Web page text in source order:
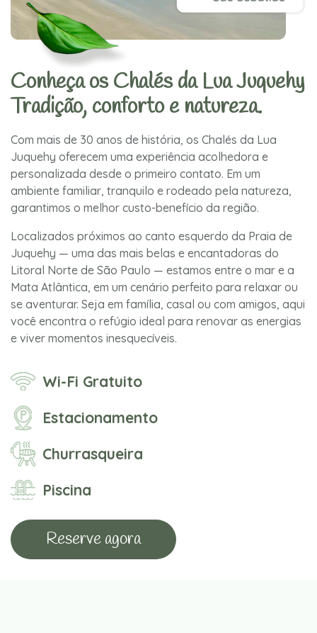
Conheça os Chalés da Lua Juquehy
Tradição, conforto e natureza.
Com mais de 30 anos de história, os Chalés da Lua
Juquehy oferecem uma experiência acolhedora e
personalizada desde o primeiro contato. Em um
ambiente familiar, tranquilo e rodeado pela natureza,
garantimos o melhor custo-benefício da região.
Localizados próximos ao canto esquerdo da Praia de
Juquehy — uma das mais belas e encantadoras do
Litoral Norte de São Paulo — estamos entre o mar e a
Mata Atlântica, em um cenário perfeito para relaxar ou
se aventurar. Seja em família, casal ou com amigos, aqui
você encontra o refúgio ideal para renovar as energias
e viver momentos inesquecíveis.
Wi-Fi Gratuito
Estacionamento
Churrasqueira
Piscina
Reserve agora